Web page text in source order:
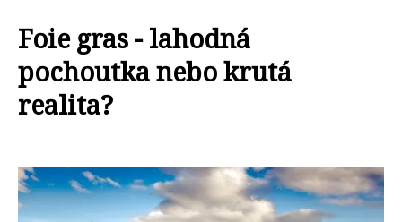
Foie gras - lahodná
pochoutka nebo krutá
realita?